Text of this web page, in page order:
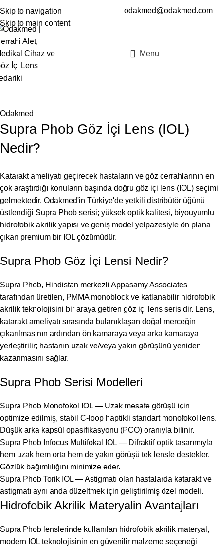
Skip to navigation
Skip to main content
ENTR odakmed@odakmed.com
Menu
Odakmed
Supra Phob Göz İçi Lens (IOL)
Nedir?
Katarakt ameliyatı geçirecek hastaların ve göz cerrahlarının en
çok araştırdığı konuların başında doğru göz içi lens (IOL) seçimi
gelmektedir. Odakmed'in Türkiye'de yetkili distribütörlüğünü
üstlendiği Supra Phob serisi; yüksek optik kalitesi, biyouyumlu
hidrofobik akrilik yapısı ve geniş model yelpazesiyle ön plana
çıkan premium bir IOL çözümüdür.
Supra Phob Göz İçi Lensi Nedir?
Supra Phob, Hindistan merkezli Appasamy Associates
tarafından üretilen, PMMA monoblock ve katlanabilir hidrofobik
akrilik teknolojisini bir araya getiren göz içi lens serisidir. Lens,
katarakt ameliyatı sırasında bulanıklaşan doğal merceğin
çıkarılmasının ardından ön kamaraya veya arka kamaraya
yerleştirilir; hastanın uzak ve/veya yakın görüşünü yeniden
kazanmasını sağlar.
Supra Phob Serisi Modelleri
Supra Phob Monofokol IOL — Uzak mesafe görüşü için
optimize edilmiş, stabil C-loop haptikli standart monofokol lens.
Düşük arka kapsül opasifikasyonu (PCO) oranıyla bilinir.
Supra Phob Infocus Multifokal IOL — Difraktif optik tasarımıyla
hem uzak hem orta hem de yakın görüşü tek lensle destekler.
Gözlük bağımlılığını minimize eder.
Supra Phob Torik IOL — Astigmatı olan hastalarda katarakt ve
astigmatı aynı anda düzeltmek için geliştirilmiş özel modeli.
Hidrofobik Akrilik Materyalin Avantajları
Supra Phob lenslerinde kullanılan hidrofobik akrilik materyal,
modern IOL teknolojisinin en güvenilir malzeme seçeneği